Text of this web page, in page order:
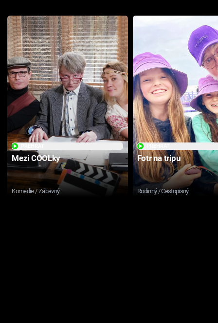
Mezi COOLky
Komedie / Zábavný
Fotr na tripu
Rodinný / Cestopisný